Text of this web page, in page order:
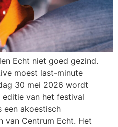
Echt niet goed gezind.
moest last-minute
30 mei 2026 wordt
van het festival
een akoestisch
van Centrum Echt. Het